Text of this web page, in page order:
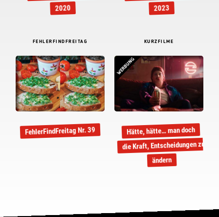
2020 2023
FEHLERFINDFREITAG
FehlerFindFreitag Nr. 39
KURZFILME
WERBUNG
Hätte, hätte… man doch
die Kraft, Entscheidungen zu
ändern